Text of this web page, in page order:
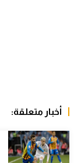
ركن الألعاب
أقسام خاصة
أخبار متعلقة: